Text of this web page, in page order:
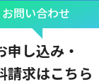
お問い合わせ
申し込み・
請求はこちら